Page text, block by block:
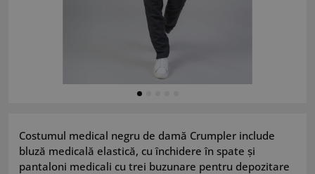
Costumul medical negru de damă Crumpler include
bluză medicală elastică, cu închidere în spate și
pantaloni medicali cu trei buzunare pentru depozitare